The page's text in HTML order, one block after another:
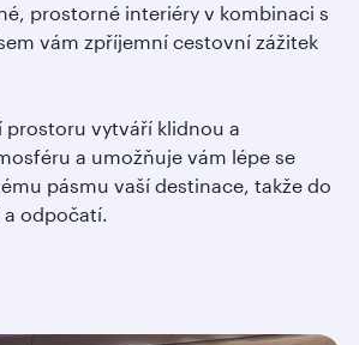
prostorné interiéry v kombinaci s
vám zpříjemní cestovní zážitek
prostoru vytváří klidnou a
a umožňuje vám lépe se
pásmu vaší destinace, takže do
a odpočatí.